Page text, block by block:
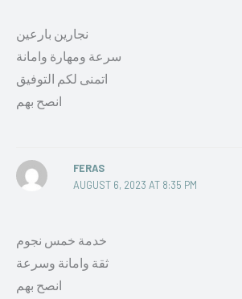
نجارين بارعين
سرعة ومهارة وامانة
اتمنى لكم التوفيق
انصح بهم
FERAS
AUGUST 6, 2023 AT 8:35 PM
خدمة خمس نجوم
ثقة وامانة وسرعة
انصح بهم